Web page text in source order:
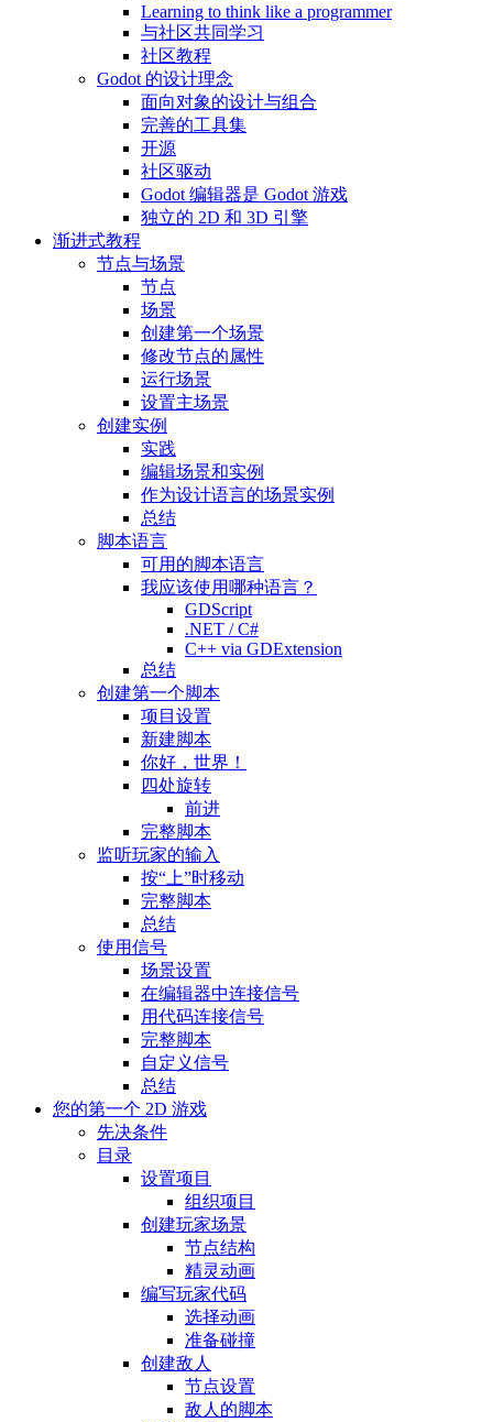
Learning to think like a programmer
与社区共同学习
社区教程
Godot 的设计理念
面向对象的设计与组合
完善的工具集
开源
社区驱动
Godot 编辑器是 Godot 游戏
独立的 2D 和 3D 引擎
渐进式教程
节点与场景
节点
场景
创建第一个场景
修改节点的属性
运行场景
设置主场景
创建实例
实践
编辑场景和实例
作为设计语言的场景实例
总结
脚本语言
可用的脚本语言
我应该使用哪种语言？
GDScript
.NET / C#
C++ via GDExtension
总结
创建第一个脚本
项目设置
新建脚本
你好，世界！
四处旋转
前进
完整脚本
监听玩家的输入
按“上”时移动
完整脚本
总结
使用信号
场景设置
在编辑器中连接信号
用代码连接信号
完整脚本
自定义信号
总结
您的第一个 2D 游戏
先决条件
目录
设置项目
组织项目
创建玩家场景
节点结构
精灵动画
编写玩家代码
选择动画
准备碰撞
创建敌人
节点设置
敌人的脚本